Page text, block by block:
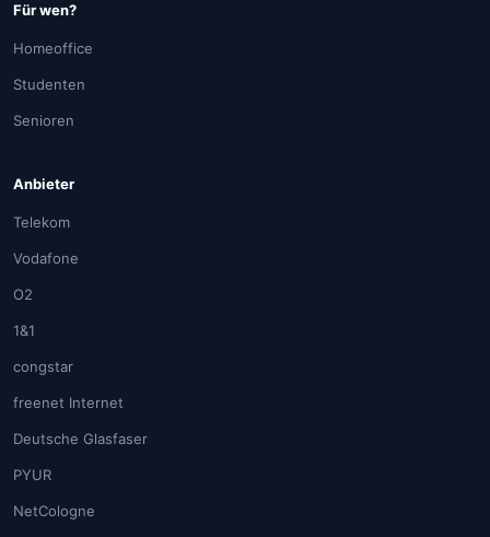
Für wen?
Homeoffice
Studenten
Senioren
Anbieter
Telekom
Vodafone
O2
1&1
congstar
freenet Internet
Deutsche Glasfaser
PYUR
NetCologne